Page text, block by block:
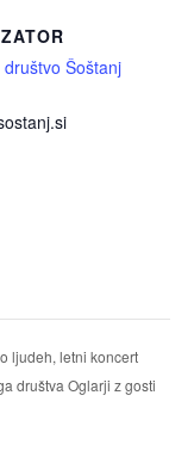
društvo Šoštanj
ljudeh, letni koncert
društva Oglarji z gosti